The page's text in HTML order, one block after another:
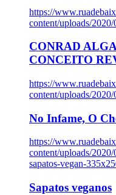
https://
content/uploads/
CONRAD
CONCEITO
https://
content/uploads/
No Infame, O
https://
content/uploads/
sapatos-vegan-
Sapatos veganos